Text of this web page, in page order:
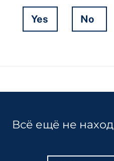
Yes No
Всё ещё не